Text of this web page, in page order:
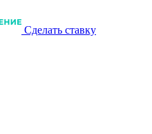
Сделать ставку